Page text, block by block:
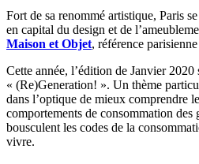
Fort de sa renommé artistique, Paris
en capital du design et de
Maison et Objet, référence
Cette année, l’édition de Janvier 2020
« (Re)Generation! ». Un thème
dans l’optique de mieux comprendre
comportements de consommation des
bousculent les codes de la
vivre.